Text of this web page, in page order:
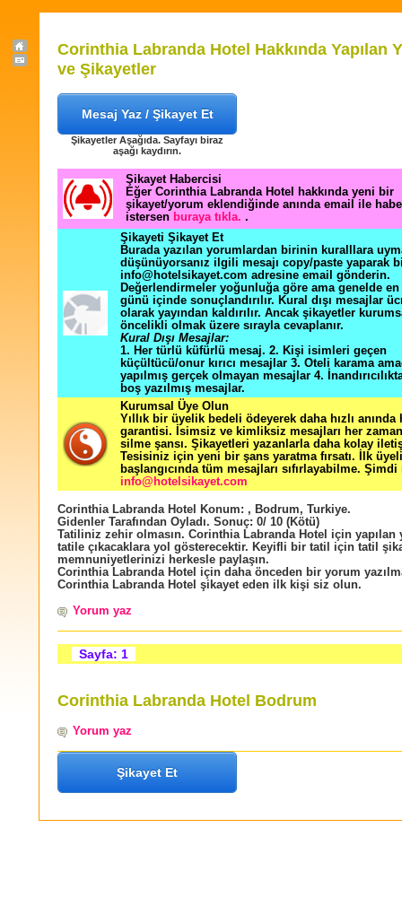
Corinthia Labranda Hotel Hakkında Yapılan
ve Şikayetler
Mesaj Yaz / Şikayet Et
Şikayetler Aşağıda. Sayfayı biraz
aşağı kaydırın.
Şikayet Habercisi
Eğer Corinthia Labranda Hotel hakkında yeni bir
şikayet/yorum eklendiğinde anında email ile
istersen buraya tıkla. .
Şikayeti Şikayet Et
Burada yazılan yorumlardan birinin kuralllara
düşünüyorsanız ilgili mesajı copy/paste yaparak
info@hotelsikayet.com adresine email gönderin.
Değerlendirmeler yoğunluğa göre ama genelde
günü içinde sonuçlandırılır. Kural dışı mesajlar
olarak yayından kaldırılır. Ancak şikayetler
öncelikli olmak üzere sırayla cevaplanır.
Kural Dışı Mesajlar:
1. Her türlü küfürlü mesaj. 2. Kişi isimleri geçen
küçültücü/onur kırıcı mesajlar 3. Oteli karama
yapılmış gerçek olmayan mesajlar 4.
boş yazılmış mesajlar.
Kurumsal Üye Olun
Yıllık bir üyelik bedeli ödeyerek daha hızlı
garantisi. İsimsiz ve kimliksiz mesajları her zaman
silme şansı. Şikayetleri yazanlarla daha kolay
Tesisiniz için yeni bir şans yaratma fırsatı. İlk
başlangıcında tüm mesajları sıfırlayabilme. Şimdi
info@hotelsikayet.com
Corinthia Labranda Hotel Konum: , Bodrum, Turkiye.
Gidenler Tarafından Oyladı. Sonuç: 0/ 10 (Kötü)
Tatiliniz zehir olmasın. Corinthia Labranda Hotel için yapılan
tatile çıkacaklara yol gösterecektir. Keyifli bir tatil için tatil
memnuniyetlerinizi herkesle paylaşın.
Corinthia Labranda Hotel için daha önceden bir yorum
Corinthia Labranda Hotel şikayet eden ilk kişi siz olun.
Yorum yaz
Sayfa: 1
Corinthia Labranda Hotel Bodrum
Yorum yaz
Şikayet Et